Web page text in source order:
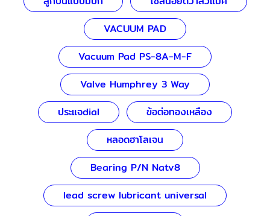
VACUUM PAD
Vacuum Pad PS-8A-M-F
Valve Humphrey 3 Way
ประแจdial
ข้อต่อทองเหลือง
หลอดฮาโลเจน
Bearing P/N Natv8
lead screw lubricant universal